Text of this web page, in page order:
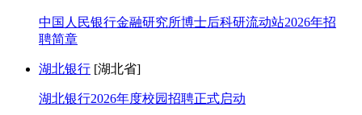
中国人民银行金融研究所博士后科研流动站2026年招
聘简章
湖北银行 [湖北省]
湖北银行2026年度校园招聘正式启动